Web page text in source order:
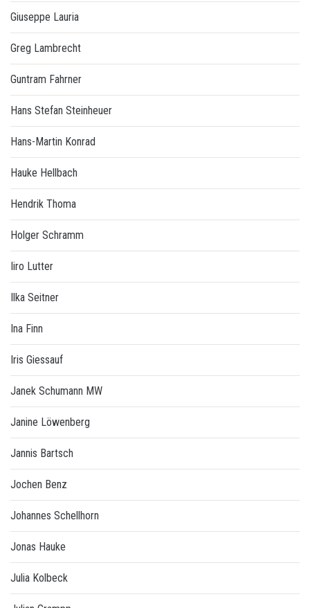
Giuseppe Lauria
Greg Lambrecht
Guntram Fahrner
Hans Stefan Steinheuer
Hans-Martin Konrad
Hauke Hellbach
Hendrik Thoma
Holger Schramm
Iiro Lutter
Ilka Seitner
Ina Finn
Iris Giessauf
Janek Schumann MW
Janine Löwenberg
Jannis Bartsch
Jochen Benz
Johannes Schellhorn
Jonas Hauke
Julia Kolbeck